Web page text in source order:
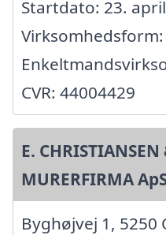
Startdato: 23.
Virksomhedsform:
CVR: 44004429
E.
MURERFIRMA
Byghøjvej 1, 5250